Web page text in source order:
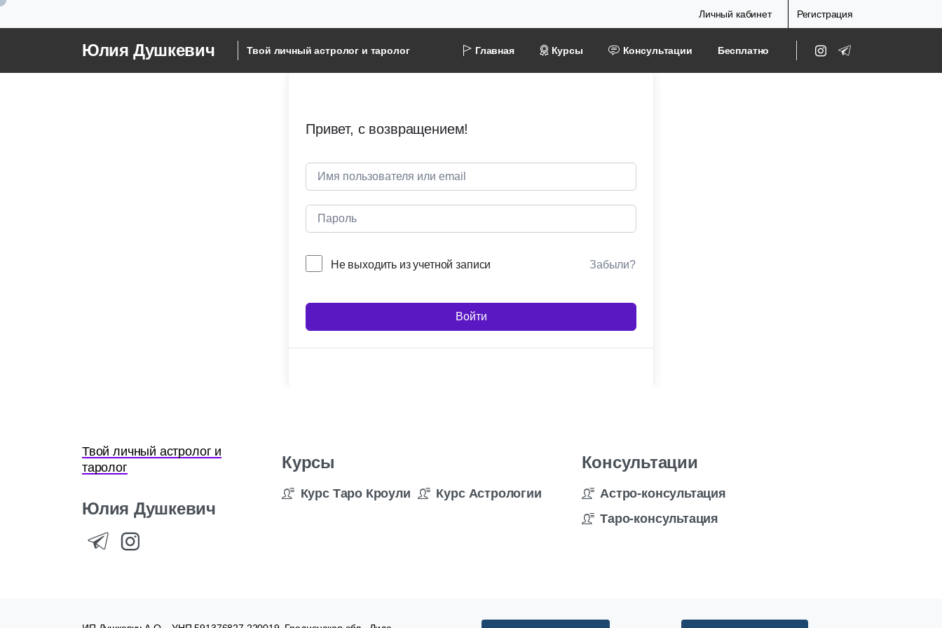
Личный кабинет Регистрация
Юлия Душкевич Твой личный астролог и таролог Главная Курсы Консультации Бесплатно
Привет, с возвращением!
Не выходить из учетной записи Забыли?
Войти
Твой личный астролог и
таролог
Юлия Душкевич
Курсы
Курс Таро Кроули Курс Астрологии
Консультации
Астро-консультация
Таро-консультация